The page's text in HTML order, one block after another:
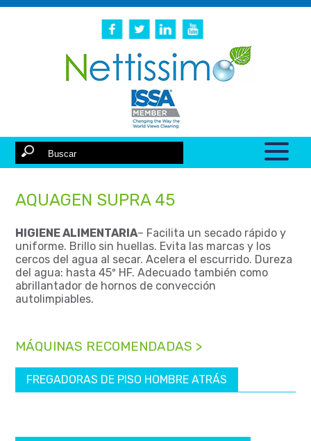
AQUAGEN SUPRA 45
HIGIENE ALIMENTARIA– Facilita un secado rápido y
uniforme. Brillo sin huellas. Evita las marcas y los
cercos del agua al secar. Acelera el escurrido. Dureza
del agua: hasta 45º HF. Adecuado también como
abrillantador de hornos de convección
autolimpiables.
MÁQUINAS RECOMENDADAS >
FREGADORAS DE PISO HOMBRE ATRÁS